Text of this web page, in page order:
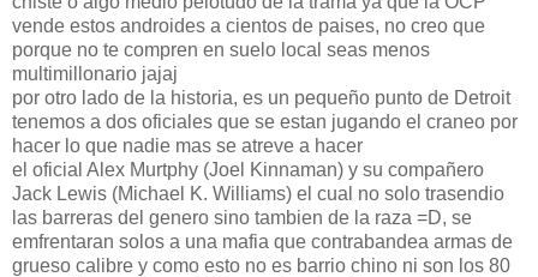
vende estos androides a cientos de paises, no creo que
porque no te compren en suelo local seas menos
multimillonario jajaj
por otro lado de la historia, es un pequeño punto de Detroit
tenemos a dos oficiales que se estan jugando el craneo por
hacer lo que nadie mas se atreve a hacer
el oficial Alex Murtphy (Joel Kinnaman) y su compañero
Jack Lewis (Michael K. Williams) el cual no solo trasendio
las barreras del genero sino tambien de la raza =D, se
emfrentaran solos a una mafia que contrabandea armas de
grueso calibre y como esto no es barrio chino ni son los 80